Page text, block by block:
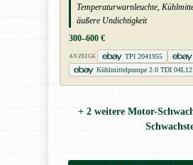
Temperaturwarnleuchte,
äußere Undichtigkeit
300–600 €
ANZEIGE TPI 2041955
Kühlmittelpumpe 2.0 TDI
+ 2 weitere Motor-